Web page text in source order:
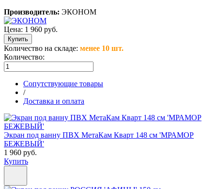
Производитель: ЭКОНОМ
Цена: 1 960 руб.
Количество на складе: менее 10 шт.
Количество:
Сопутствующие товары
/
Доставка и оплата
Экран под ванну ПВХ МетаКам Кварт 148 см 'МРАМОР
БЕЖЕВЫЙ'
1 960 руб.
Купить